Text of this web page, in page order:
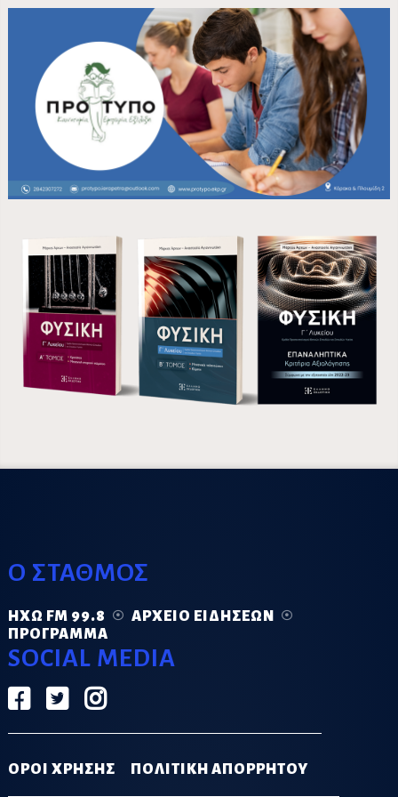
Ο ΣΤΑΘΜΟΣ
ΗΧΏ FM 99.8
ΑΡΧΕΊΟ ΕΙΔΉΣΕΩΝ
ΠΡΌΓΡΑΜΜΑ
SOCIAL MEDIA
ΟΡΟΙ ΧΡΗΣΗΣ ΠΟΛΙΤΙΚΗ ΑΠΟΡΡΗΤΟΥ